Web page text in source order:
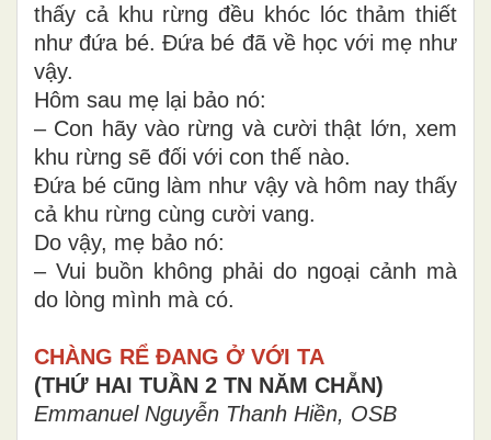
thấy cả khu rừng đều khóc lóc thảm thiết
như đứa bé. Đứa bé đã về học với mẹ như
vậy.
Hôm sau mẹ lại bảo nó:
– Con hãy vào rừng và cười thật lớn, xem
khu rừng sẽ đối với con thế nào.
Đứa bé cũng làm như vậy và hôm nay thấy
cả khu rừng cùng cười vang.
Do vậy, mẹ bảo nó:
– Vui buồn không phải do ngoại cảnh mà
do lòng mình mà có.
CHÀNG RỂ ĐANG Ở VỚI TA
(THỨ HAI TUẦN 2 TN NĂM CHẴN)
Emmanuel Nguyễn Thanh Hiền, OSB